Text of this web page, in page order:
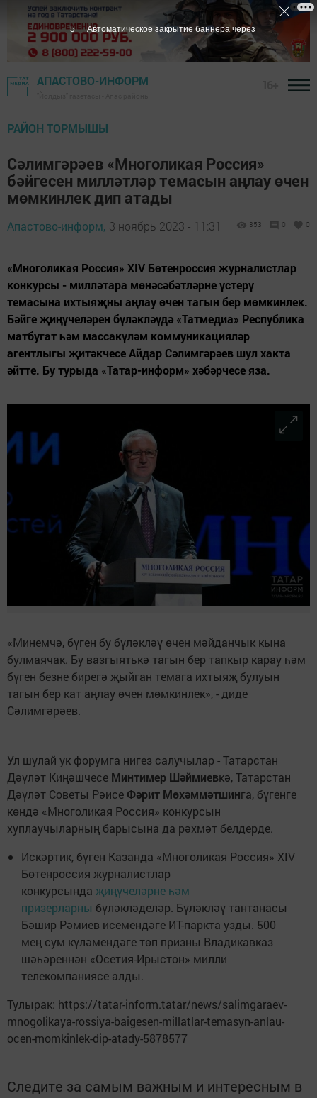
АПАСТОВО-ИНФОРМ
РАЙОН ТОРМЫШЫ
Сәлимгәрәев «Многоликая Россия»
бәйгесен милләтләр темасын аңлау өчен
мөмкинлек дип атады
Апастово-информ, 3 ноябрь 2023 - 11:31 353 0 0
«Многоликая Россия» XIV Бөтенроссия журналистлар
конкурсы - милләтара мөнәсәбәтләрне үстерү
темасына ихтыяҗны аңлау өчен тагын бер мөмкинлек.
Бәйге җиңүчеләрен бүләкләүдә «Татмедиа» Республика
матбугат һәм массакүләм коммуникацияләр
агентлыгы җитәкчесе Айдар Сәлимгәрәев шул хакта
әйтте. Бу турыда «Татар-информ» хәбәрчесе яза.
«Минемчә, бүген бу бүләкләү өчен мәйданчык кына
булмаячак. Бу вазгыятькә тагын бер тапкыр карау һәм
бүген безне бирегә җыйган темага ихтыяҗ булуын
тагын бер кат аңлау өчен мөмкинлек», - диде
Сәлимгәрәев.
Ул шулай ук форумга нигез салучылар - Татарстан
Дәүләт Киңәшчесе Минтимер Шәймиевкә, Татарстан
Дәүләт Советы Рәисе Фәрит Мөхәммәтшинга, бүгенге
көндә «Многоликая Россия» конкурсын
хуплаучыларның барысына да рәхмәт белдерде.
Искәртик, бүген Казанда «Многоликая Россия» XIV
Бөтенроссия журналистлар
конкурсында җиңүчеләрне һәм
призерларны бүләкләделәр. Бүләкләү тантанасы
Бәшир Рәмиев исемендәге ИТ-паркта узды. 500
мең сум күләмендәге төп призны Владикавказ
шәһәреннән «Осетия-Ирыстон» милли
телекомпаниясе алды.
Тулырак: https://tatar-inform.tatar/news/salimgaraev-
mnogolikaya-rossiya-baigesen-millatlar-temasyn-anlau-
ocen-momkinlek-dip-atady-5878577
Следите за самым важным и интересным в
3 Автоматическое закрытие баннера через